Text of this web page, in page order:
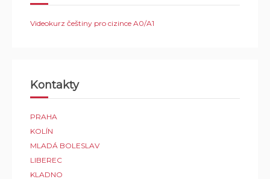
Videokurz češtiny pro cizince A0/A1
Kontakty
PRAHA
KOLÍN
MLADÁ BOLESLAV
LIBEREC
KLADNO